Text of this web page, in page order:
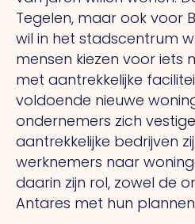
Tegelen, maar ook voor
wil in het stadscentrum
mensen kiezen voor iets
met aantrekkelijke
voldoende nieuwe
ondernemers zich
aantrekkelijke bedrijven
werknemers naar
daarin zijn rol, zowel de
Antares met hun